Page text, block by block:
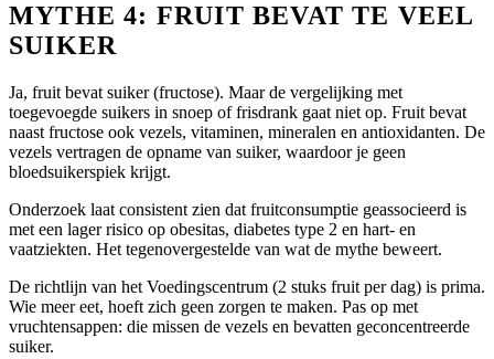
MYTHE 4: FRUIT BEVAT TE VEEL
SUIKER
Ja, fruit bevat suiker (fructose). Maar de vergelijking met
toegevoegde suikers in snoep of frisdrank gaat niet op. Fruit bevat
naast fructose ook vezels, vitaminen, mineralen en antioxidanten. De
vezels vertragen de opname van suiker, waardoor je geen
bloedsuikerspiek krijgt.
Onderzoek laat consistent zien dat fruitconsumptie geassocieerd is
met een lager risico op obesitas, diabetes type 2 en hart- en
vaatziekten. Het tegenovergestelde van wat de mythe beweert.
De richtlijn van het Voedingscentrum (2 stuks fruit per dag) is prima.
Wie meer eet, hoeft zich geen zorgen te maken. Pas op met
vruchtensappen: die missen de vezels en bevatten geconcentreerde
suiker.